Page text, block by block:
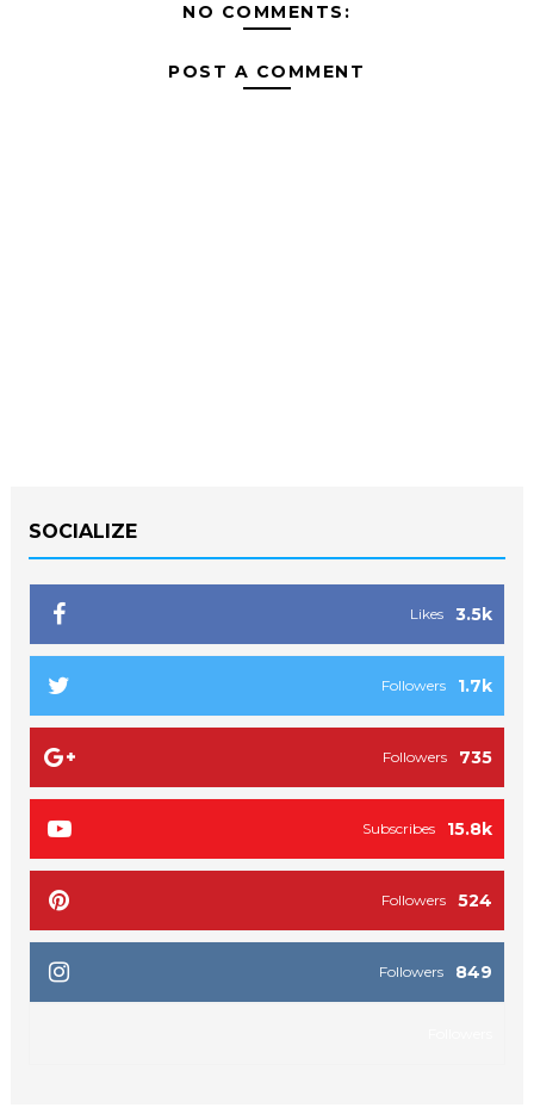
NO COMMENTS:
POST A COMMENT
SOCIALIZE
3.5k
Likes
1.7k
Followers
735
Followers
15.8k
Subscribes
524
Followers
849
Followers